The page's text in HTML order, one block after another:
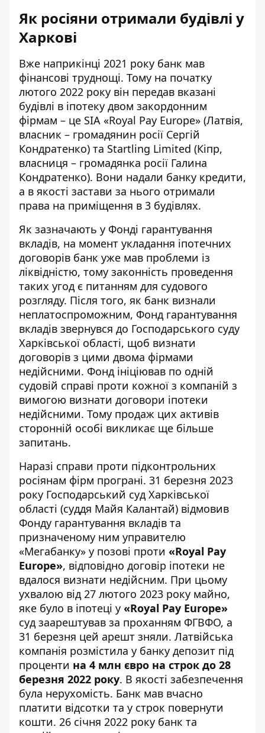
Як росіяни отримали будівлі у
Харкові
Вже наприкінці 2021 року банк мав
фінансові труднощі. Тому на початку
лютого 2022 року він передав вказані
будівлі в іпотеку двом закордонним
фірмам – це SIA «Royal Pay Europe» (Латвія,
власник – громадянин росії Сергій
Кондратенко) та Startling Limited (Кіпр,
власниця – громадянка росії Галина
Кондратенко). Вони надали банку кредити,
а в якості застави за нього отримали
права на приміщення в 3 будівлях.
Як зазначають у Фонді гарантування
вкладів, на момент укладання іпотечних
договорів банк уже мав проблеми із
ліквідністю, тому законність проведення
таких угод є питанням для судового
розгляду. Після того, як банк визнали
неплатоспроможним, Фонд гарантування
вкладів звернувся до Господарського суду
Харківської області, щоб визнати
договорів з цими двома фірмами
недійсними. Фонд ініціював по одній
судовій справі проти кожної з компаній з
вимогою визнати договори іпотеки
недійсними. Тому продаж цих активів
сторонній особі викликає ще більше
запитань.
Наразі справи проти підконтрольних
росіянам фірм програні. 31 березня 2023
року Господарський суд Харківської
області (суддя Майя Калантай) відмовив
Фонду гарантування вкладів та
призначеному ним управителю
«Мегабанку» у позові проти «Royal Pay
Europe», відповідно договір іпотеки не
вдалося визнати недійсним. При цьому
ухвалою від 27 лютого 2023 року майно,
яке було в іпотеці у «Royal Pay Europe»
суд заарештував за проханням ФГВФО, а
31 березня цей арешт зняли. Латвійська
компанія розмістила у банку депозит під
проценти на 4 млн євро на строк до 28
березня 2022 року. В якості забезпечення
була нерухомість. Банк мав вчасно
платити відсотки та у строк повернути
кошти. 26 січня 2022 року банк та